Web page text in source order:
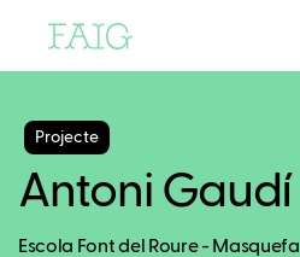
Projecte
Antoni Gaudí
Escola Font del Roure - Masquefa